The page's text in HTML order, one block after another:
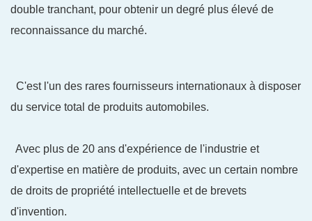
double tranchant, pour obtenir un degré plus élevé de
reconnaissance du marché.
C'est l'un des rares fournisseurs internationaux à disposer
du service total de produits automobiles.
Avec plus de 20 ans d'expérience de l'industrie et
d'expertise en matière de produits, avec un certain nombre
de droits de propriété intellectuelle et de brevets
d'invention.